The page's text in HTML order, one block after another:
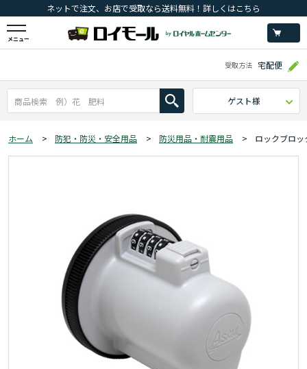
ネットで注文、お店で受取なら送料無料！詳しくはこちら
メニュー
受取方法 宅配便
ゲスト様
ホーム > 防犯・防災・安全用品 > 防災用品・耐震用品 > ロックブロ